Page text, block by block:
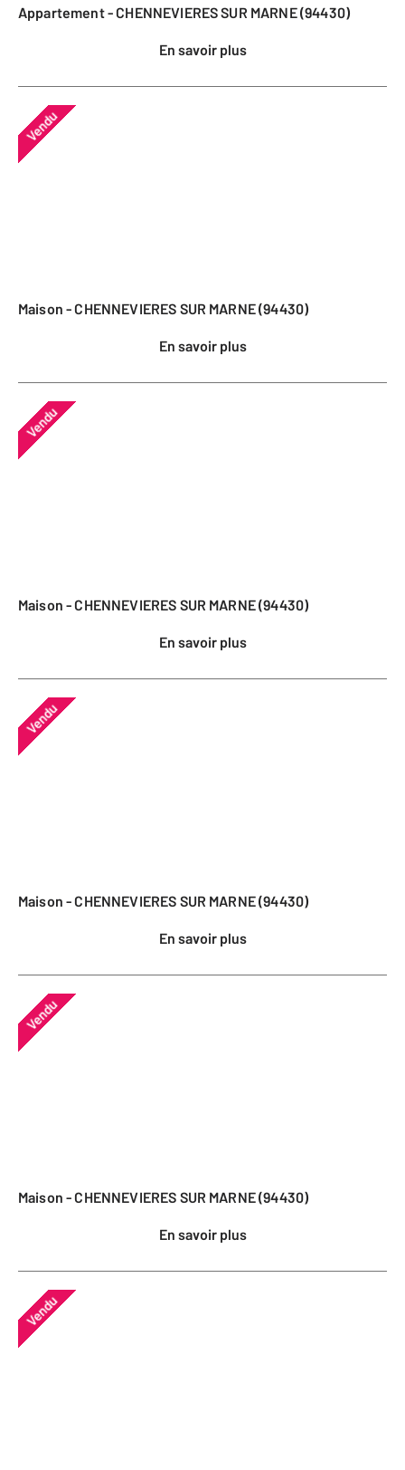
Appartement - CHENNEVIERES SUR MARNE (94430)
En savoir plus
Vendu
Maison - CHENNEVIERES SUR MARNE (94430)
En savoir plus
Vendu
Maison - CHENNEVIERES SUR MARNE (94430)
En savoir plus
Vendu
Maison - CHENNEVIERES SUR MARNE (94430)
En savoir plus
Vendu
Maison - CHENNEVIERES SUR MARNE (94430)
En savoir plus
Vendu